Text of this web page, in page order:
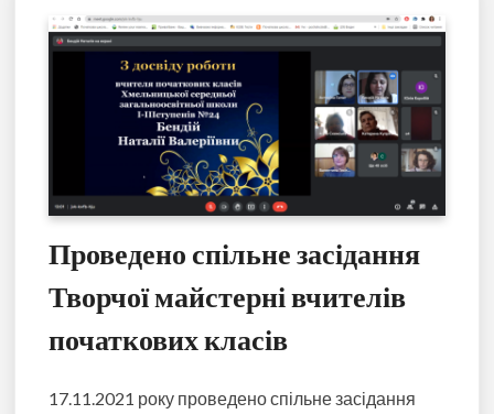
Проведено спільне засідання
Творчої майстерні вчителів
початкових класів
17.11.2021 року проведено спільне засідання